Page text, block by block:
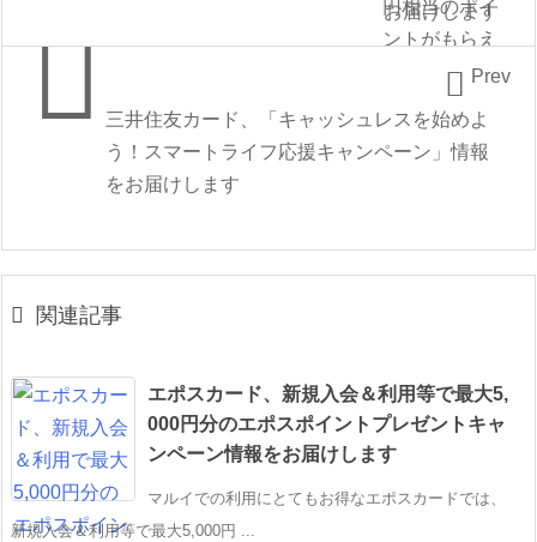
お届けします
三井住友カード、「キャッシュレスを始めよ
う！スマートライフ応援キャンペーン」情報
をお届けします
 Prev
 関連記事
エポスカード、新規入会＆利用等で最大5,
000円分のエポスポイントプレゼントキャ
ンペーン情報をお届けします
マルイでの利用にとてもお得なエポスカードでは、
新規入会＆利用等で最大5,000円 ...